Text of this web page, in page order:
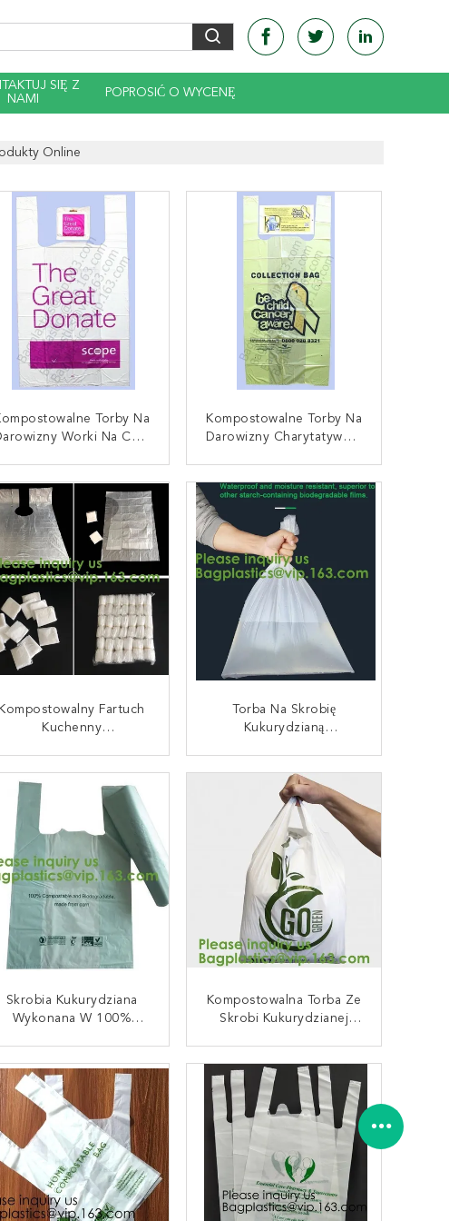
SIĘ Z
NAMI
POPROSIĆ O WYCENĘ
Online
Torby Na
Worki Na Cele
Torby Na
Darowizny Na Cele
Charytatywne, Kamizelki
Jumbo, Torby Na
Darowizny Na Ubrania
SKONTAKTUJ SIĘ TERAZ
Kompostowalne Torby Na
Darowizny Charytatywne,
Fundusze Charytatywne,
Ubrania Na Darowizny,
Sho
SKONTAKTUJ SIĘ TERAZ
Kompostowalny Fartuch
Kuchenny
PLA/PBAT/kompostowaln
A Torba Ze Skrobi
Kukurydzianej Torby
Podkoszulek, Kamizelka
SKONTAKTUJ SIĘ TERAZ
Torba Na Skrobię
Kukurydzianą
Plastikowe
Biodegradowalna Torba
Na Bazie Skrobi
Kukurydzianej Plastikowa
SKONTAKTUJ SIĘ TERAZ
Skrobia Kukurydziana
Wykonana W 100%
Odzieżowe Torby
Pocztowe Na Odzież
Biodegradowalne
Wielokrotnego Użytku
Nadające Się Do
Eco Firendly
SKONTAKTUJ SIĘ TERAZ
Kompostowalna Torba Ze
Skrobi Kukurydzianej
PLA PBAT W Pełni
Kompostowalna
Jednorazowa Torebka Na
Odchody, Worki,
Opakowania
SKONTAKTUJ SIĘ TERAZ